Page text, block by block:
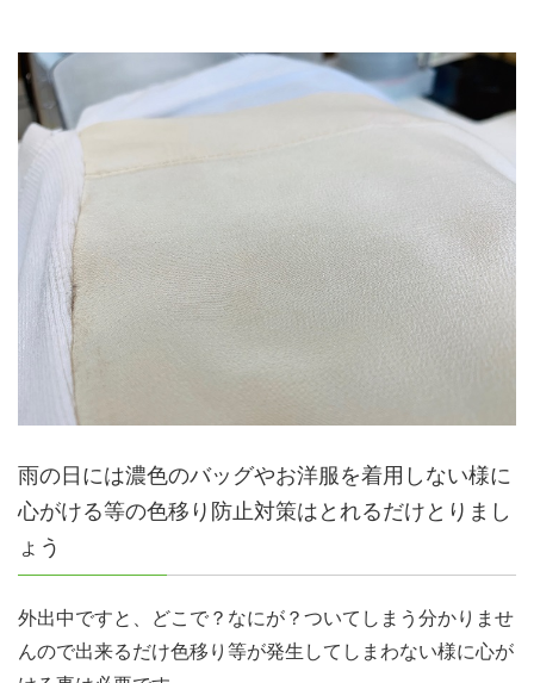
雨の日には濃色のバッグやお洋服を着用しない様に
心がける等の色移り防止対策はとれるだけとりまし
ょう
外出中ですと、どこで？なにが？ついてしまう分かりませ
んので出来るだけ色移り等が発生してしまわない様に心が